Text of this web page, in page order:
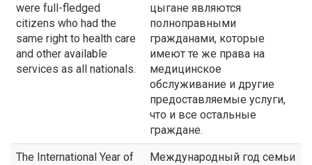
were full-fledged
citizens who had the
same right to health care
and other available
services as all nationals.
цыгане являются
полноправными
гражданами, которые
имеют те же права на
медицинское
обслуживание и другие
предоставляемые услуги,
что и все остальные
граждане.
The International Year of
Международный год семьи